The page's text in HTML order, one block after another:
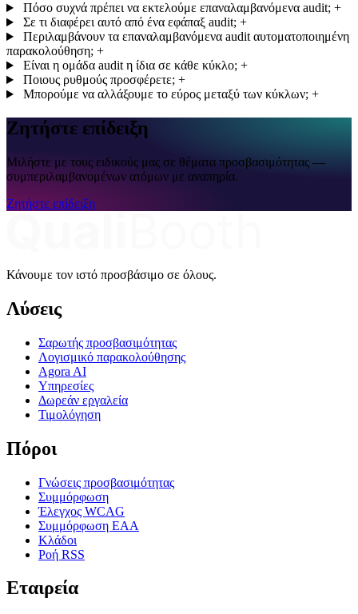
Πόσο συχνά πρέπει να εκτελούμε επαναλαμβανόμενα audit; +
Σε τι διαφέρει αυτό από ένα εφάπαξ audit; +
Περιλαμβάνουν τα επαναλαμβανόμενα audit αυτοματοποιημένη
παρακολούθηση; +
Είναι η ομάδα audit η ίδια σε κάθε κύκλο; +
Ποιους ρυθμούς προσφέρετε; +
Μπορούμε να αλλάξουμε το εύρος μεταξύ των κύκλων; +
Ζητήστε επίδειξη
Μιλήστε με τους ειδικούς μας σε θέματα προσβασιμότητας —
συμπεριλαμβανομένων ατόμων με αναπηρία.
Ζητήστε επίδειξη
Κάνουμε τον ιστό προσβάσιμο σε όλους.
Λύσεις
Σαρωτής προσβασιμότητας
Λογισμικό παρακολούθησης
Agora AI
Υπηρεσίες
Δωρεάν εργαλεία
Τιμολόγηση
Πόροι
Γνώσεις προσβασιμότητας
Συμμόρφωση
Έλεγχος WCAG
Συμμόρφωση EAA
Κλάδοι
Ροή RSS
Εταιρεία